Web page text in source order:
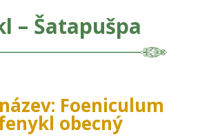
– Šatapušpa
Foeniculum
obecný